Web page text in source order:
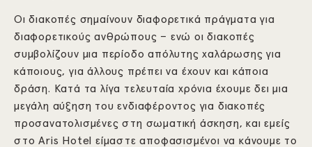
Οι διακοπές σημαίνουν διαφορετικά πράγματα για
διαφορετικούς ανθρώπους – ενώ οι διακοπές
συμβολίζουν μια περίοδο απόλυτης χαλάρωσης για
κάποιους, για άλλους πρέπει να έχουν και κάποια
δράση. Κατά τα λίγα τελευταία χρόνια έχουμε δει μια
μεγάλη αύξηση του ενδιαφέροντος για διακοπές
προσανατολισμένες στη σωματική άσκηση, και εμείς
στο Aris Hotel είμαστε αποφασισμένοι να κάνουμε το